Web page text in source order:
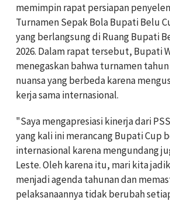
memimpin rapat persiapan
Turnamen Sepak Bola Bupati Belu
yang berlangsung di Ruang Bupati
2026. Dalam rapat tersebut, Bupati
menegaskan bahwa turnamen
nuansa yang berbeda karena
kerja sama internasional.
"Saya mengapresiasi kinerja dari
yang kali ini merancang Bupati Cup
internasional karena mengundang
Leste. Oleh karena itu, mari kita
menjadi agenda tahunan dan
pelaksanaannya tidak berubah